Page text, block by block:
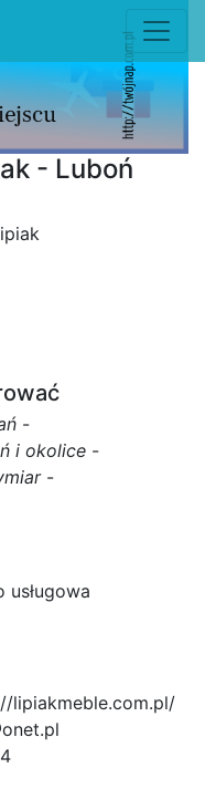
- Luboń
-
i okolice -
-
usługowa
lipiakmeble.com.pl/
onet.pl